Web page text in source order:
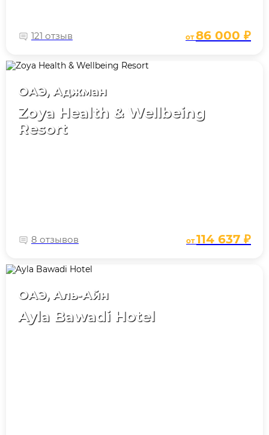
121 отзыв от86 000 ₽
ОАЭ, Аджман
Zoya Health & Wellbeing
Resort
8 отзывов от114 637 ₽
ОАЭ, Аль-Айн
Ayla Bawadi Hotel